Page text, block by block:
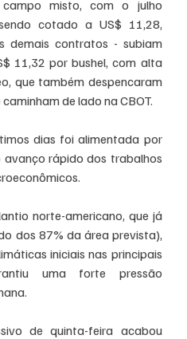
misto, com o julho
cotado a US$ 11,28,
demais contratos - subiam
11,32 por bushel, com alta
que também despencaram
de lado na CBOT.
dias foi alimentada por
rápido dos trabalhos
norte-americano, que já
dos 87% da área prevista),
iniciais nas principais
uma forte pressão
de quinta-feira acabou